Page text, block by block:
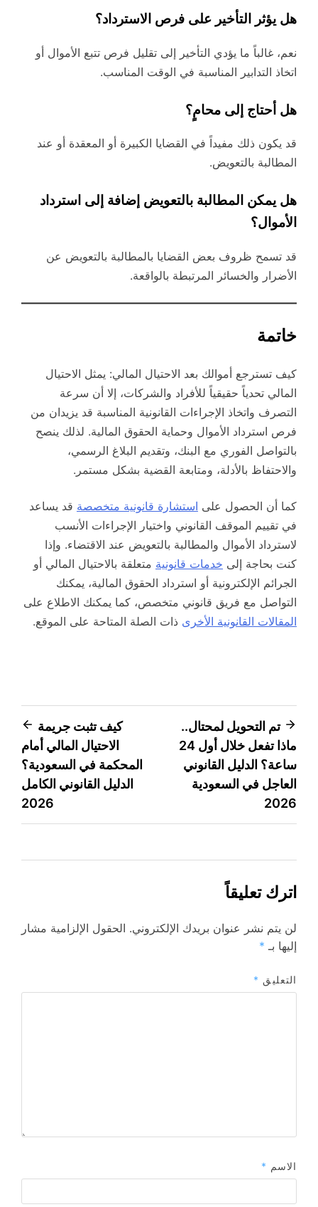
هل يؤثر التأخير على فرص الاسترداد؟
نعم، غالباً ما يؤدي التأخير إلى تقليل فرص تتبع الأموال أو
اتخاذ التدابير المناسبة في الوقت المناسب.
هل أحتاج إلى محامٍ؟
قد يكون ذلك مفيداً في القضايا الكبيرة أو المعقدة أو عند
المطالبة بالتعويض.
هل يمكن المطالبة بالتعويض إضافة إلى استرداد
الأموال؟
قد تسمح ظروف بعض القضايا بالمطالبة بالتعويض عن
الأضرار والخسائر المرتبطة بالواقعة.
خاتمة
كيف تسترجع أموالك بعد الاحتيال المالي: يمثل الاحتيال
المالي تحدياً حقيقياً للأفراد والشركات، إلا أن سرعة
التصرف واتخاذ الإجراءات القانونية المناسبة قد يزيدان من
فرص استرداد الأموال وحماية الحقوق المالية. لذلك ينصح
بالتواصل الفوري مع البنك، وتقديم البلاغ الرسمي،
والاحتفاظ بالأدلة، ومتابعة القضية بشكل مستمر.
كما أن الحصول على استشارة قانونية متخصصة قد يساعد
في تقييم الموقف القانوني واختيار الإجراءات الأنسب
لاسترداد الأموال والمطالبة بالتعويض عند الاقتضاء. وإذا
كنت بحاجة إلى خدمات قانونية متعلقة بالاحتيال المالي أو
الجرائم الإلكترونية أو استرداد الحقوق المالية، يمكنك
التواصل مع فريق قانوني متخصص، كما يمكنك الاطلاع على
المقالات القانونية الأخرى ذات الصلة المتاحة على الموقع.
تصفّح
المقالات
تم التحويل لمحتال..
ماذا تفعل خلال أول 24
ساعة؟ الدليل القانوني
العاجل في السعودية
2026
كيف تثبت جريمة
الاحتيال المالي أمام
المحكمة في السعودية؟
الدليل القانوني الكامل
2026
اترك تعليقاً
لن يتم نشر عنوان بريدك الإلكتروني. الحقول الإلزامية مشار
إليها بـ *
التعليق *
الاسم *